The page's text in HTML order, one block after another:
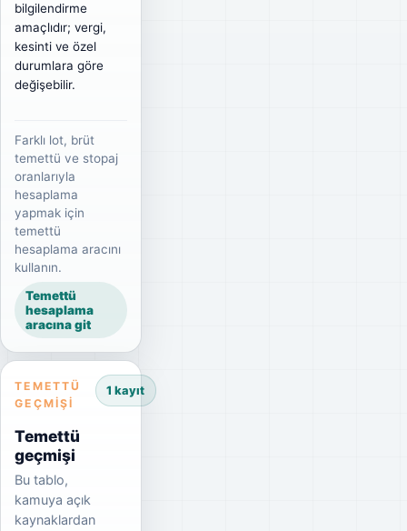
bilgilendirme
amaçlıdır; vergi,
kesinti ve özel
durumlara göre
değişebilir.
Farklı lot, brüt
temettü ve stopaj
oranlarıyla
hesaplama
yapmak için
temettü
hesaplama aracını
kullanın.
Temettü
hesaplama
aracına git
TEMETTÜ
GEÇMIŞI
Temettü
geçmişi
Bu tablo,
kamuya açık
kaynaklardan
1 kayıt